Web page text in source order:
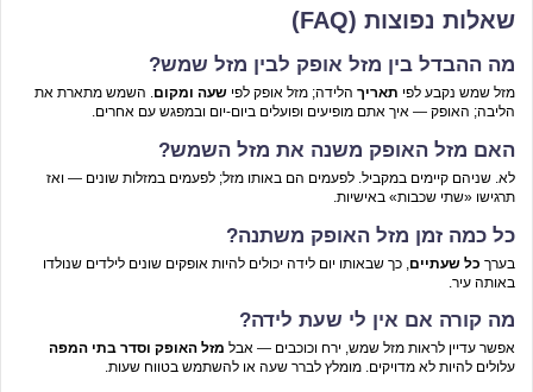
שאלות נפוצות (FAQ)
מה ההבדל בין מזל אופק לבין מזל שמש?
מזל שמש נקבע לפי תאריך הלידה; מזל אופק לפי שעה ומקום. השמש מתארת את
הליבה; האופק — איך אתם מופיעים ופועלים ביום-יום ובמפגש עם אחרים.
האם מזל האופק משנה את מזל השמש?
לא. שניהם קיימים במקביל. לפעמים הם באותו מזל; לפעמים במזלות שונים — ואז
תרגישו «שתי שכבות» באישיות.
כל כמה זמן מזל האופק משתנה?
בערך כל שעתיים , כך שבאותו יום לידה יכולים להיות אופקים שונים לילדים שנולדו
באותה עיר.
מה קורה אם אין לי שעת לידה?
אפשר עדיין לראות מזל שמש, ירח וכוכבים — אבל מזל האופק וסדר בתי המפה
עלולים להיות לא מדויקים. מומלץ לברר שעה או להשתמש בטווח שעות.